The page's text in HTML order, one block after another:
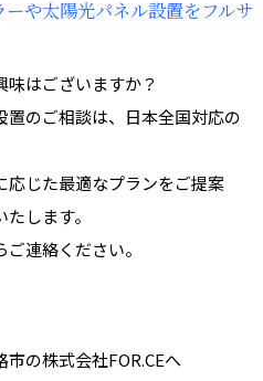
や太陽光パネル設置をフルサ
はございますか？
置のご相談は、日本全国対応の
応じた最適なプランをご提案
します。
ご連絡ください。
の株式会社FOR.CEへ